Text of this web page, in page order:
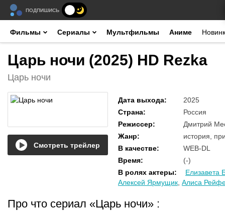
ПОДПИШИСЬ
Фильмы Сериалы Мультфильмы Аниме
Царь ночи (2025) HD Rezka
Царь ночи
Смотреть трейлер
Дата выхода:
2025
Страна:
Россия
Режиссер:
Дмитрий
Жанр:
история,
В качестве:
WEB-DL
Время:
(-)
В ролях актеры:
Елизавета
Алексей Ярмущик Алиса
Про что сериал «Царь ночи» :